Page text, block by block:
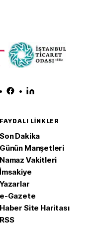
• •
FAYDALI LINKLER
Son Dakika
Günün Manşetleri
Namaz Vakitleri
İmsakiye
Yazarlar
e-Gazete
Haber Site Haritası
RSS